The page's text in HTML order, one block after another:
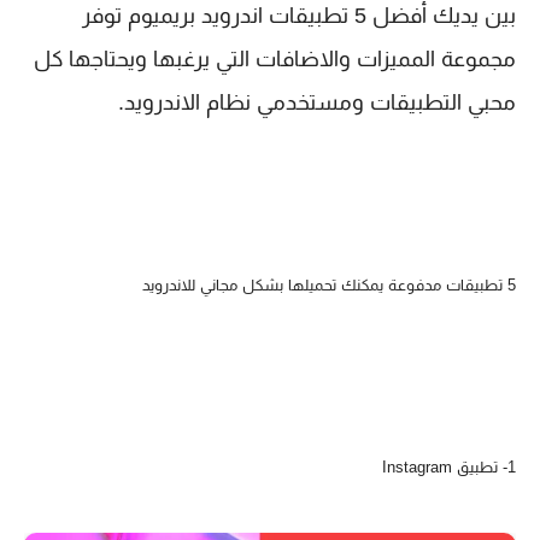
بين يديك أفضل 5 تطبيقات اندرويد بريميوم توفر
مجموعة المميزات والاضافات التي يرغبها ويحتاجها كل
محبي التطبيقات ومستخدمي نظام الاندرويد.
5 تطبيقات مدفوعة يمكنك تحميلها بشكل مجاني للاندرويد
1- تطبيق Instagram